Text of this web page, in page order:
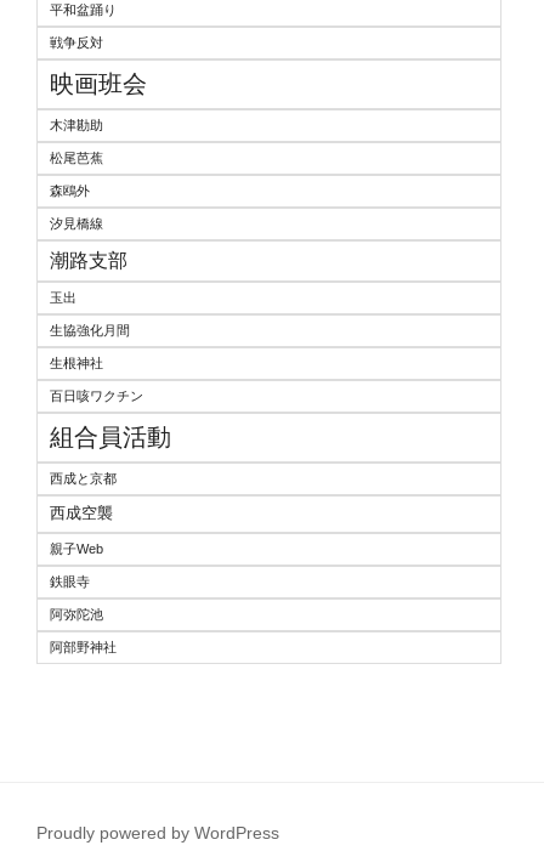
平和盆踊り
戦争反対
映画班会
木津勘助
松尾芭蕉
森鴎外
汐見橋線
潮路支部
玉出
生協強化月間
生根神社
百日咳ワクチン
組合員活動
西成と京都
西成空襲
親子Web
鉄眼寺
阿弥陀池
阿部野神社
Proudly powered by WordPress